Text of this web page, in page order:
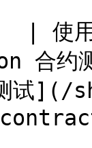
| 使用
试](/